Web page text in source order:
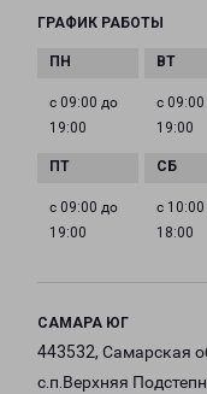
ГРАФИК РАБОТЫ
с 09:00 до
19:00
с
19:00
с 09:00 до
19:00
с
18:00
САМАРА ЮГ
443532, Самарская
с.п.Верхняя